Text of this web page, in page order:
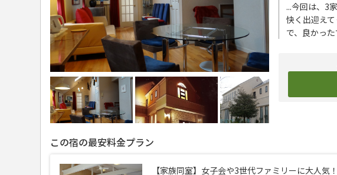
...今回は、3
快く出迎え
で、良かっ
この宿の最安料金プラン
【家族同室】女子会や3世代ファミリーに大人気